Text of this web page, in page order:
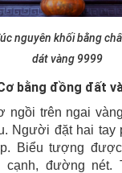
nguyên khối bằng
dát vàng 9999
bằng đồng đất
ngồi trên ngai
Người đặt hai tay
Biểu tượng
cạnh, đường nét.